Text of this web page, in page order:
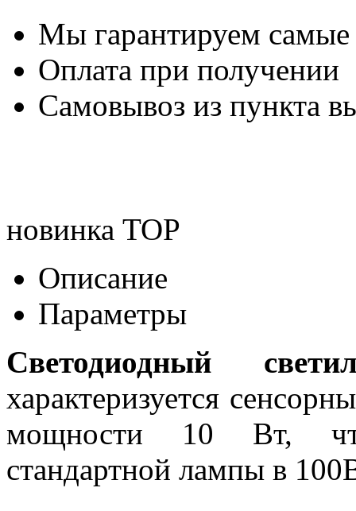
Мы гарантируем
Оплата при получении
Самовывоз из пункта
новинка TOP
Описание
Параметры
Светодиодный
характеризуется
мощности 10 Вт, что
стандартной лампы в